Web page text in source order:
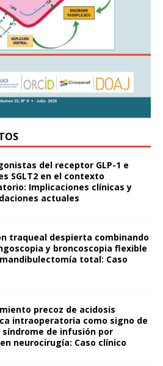
del receptor GLP-1 e
SGLT2 en el contexto
Implicaciones clínicas y
actuales
traqueal despierta combinando
y broncoscopia flexible
total: Caso
precoz de acidosis
intraoperatoria como signo de
de infusión por
neurocirugía: Caso clínico